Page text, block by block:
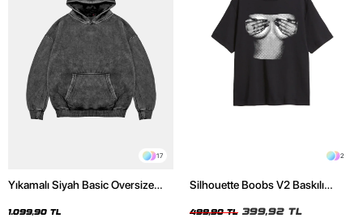
17
Yıkamalı Siyah Basic Oversize
1.099,90 TL
2
Silhouette Boobs V2 Baskılı
499,90 TL 399,92 TL